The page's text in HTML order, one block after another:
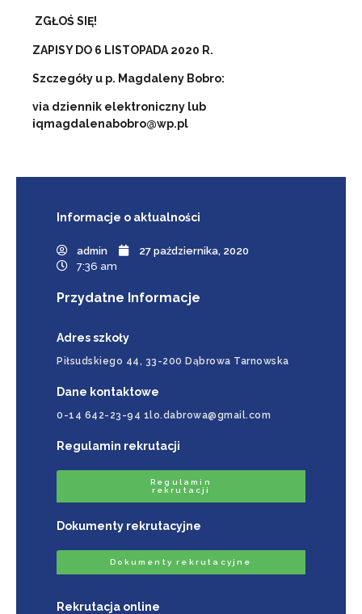
ZGŁOŚ SIĘ!
ZAPISY DO 6 LISTOPADA 2020 R.
Szczegóły u p. Magdaleny Bobro:
via dziennik elektroniczny lub
iqmagdalenabobro@wp.pl
Informacje o aktualności
admin
27 października, 2020
7:36 am
Przydatne Informacje
Adres szkoły
Piłsudskiego 44, 33-200 Dąbrowa Tarnowska
Dane kontaktowe
0-14 642-23-94 1lo.dabrowa@gmail.com
Regulamin rekrutacji
Regulamin
rekrutacji
Dokumenty rekrutacyjne
Dokumenty rekrutacyjne
Rekrutacja online